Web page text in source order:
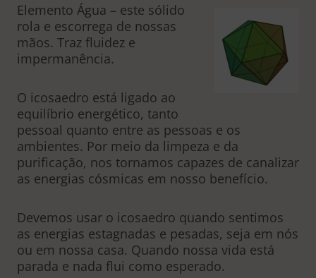
Elemento Água – este sólido
rola e escorrega de nossas
mãos. Traz fluidez e
impermanência.
O icosaedro está ligado ao
equilíbrio energético, tanto
pessoal quanto entre as pessoas e os
ambientes. Por meio da limpeza e da
purificação, nos tornamos capazes de canalizar
as energias cósmicas em nosso benefício.
Devemos usar o icosaedro quando sentimos
as energias estagnadas e pesadas, seja em nós
ou em nossa casa. Quando nossa vida está
parada e nada flui como esperado.